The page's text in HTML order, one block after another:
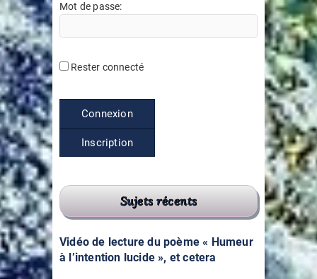
Mot de passe:
Rester connecté
Connexion
Inscription
Sujets récents
Vidéo de lecture du poème « Humeur
à l’intention lucide », et cetera